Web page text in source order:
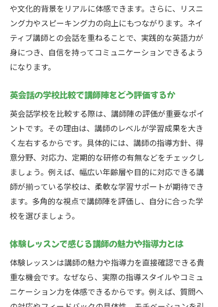
や文化的背景をリアルに体感できます。さらに、リスニ
ング力やスピーキング力の向上にもつながります。ネイ
ティブ講師との会話を重ねることで、実践的な英語力が
身につき、自信を持ってコミュニケーションできるよう
になります。
英会話の学校比較で講師陣をどう評価するか
英会話学校を比較する際は、講師陣の評価が重要なポイ
ントです。その理由は、講師のレベルが学習成果を大き
く左右するからです。具体的には、講師の指導方針、得
意分野、対応力、定期的な研修の有無などをチェックし
ましょう。例えば、幅広い年齢層や目的に対応できる講
師が揃っている学校は、柔軟な学習サポートが期待でき
ます。多角的な視点で講師陣を評価し、自分に合った学
校を選びましょう。
体験レッスンで感じる講師の魅力や指導力とは
体験レッスンは講師の魅力や指導力を直接確認できる貴
重な機会です。なぜなら、実際の指導スタイルやコミュ
ニケーション力を体感できるからです。例えば、質問へ